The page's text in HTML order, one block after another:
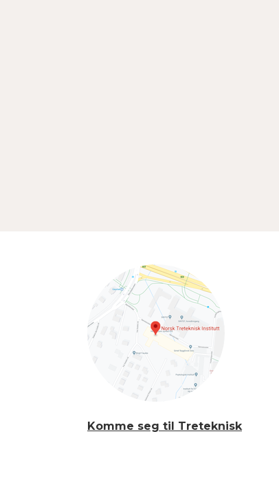
Komme seg til Treteknisk